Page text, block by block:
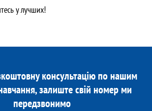
у лучших!
консультацію по нашим
залиште свій номер ми
передзвонимо